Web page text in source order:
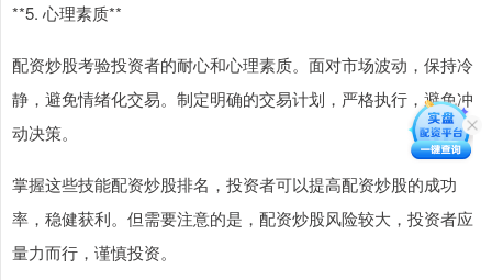
**5. 心理素质**
配资炒股考验投资者的耐心和心理素质。面对市场波动，保持冷
静，避免情绪化交易。制定明确的交易计划，严格执行，避免冲
动决策。
掌握这些技能配资炒股排名，投资者可以提高配资炒股的成功
率，稳健获利。但需要注意的是，配资炒股风险较大，投资者应
量力而行，谨慎投资。